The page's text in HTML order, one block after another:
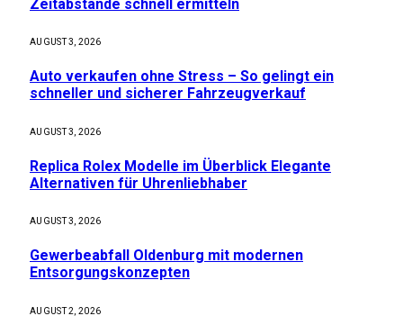
Zeitabstände schnell ermitteln
AUGUST 3, 2026
Auto verkaufen ohne Stress – So gelingt ein
schneller und sicherer Fahrzeugverkauf
AUGUST 3, 2026
Replica Rolex Modelle im Überblick Elegante
Alternativen für Uhrenliebhaber
AUGUST 3, 2026
Gewerbeabfall Oldenburg mit modernen
Entsorgungskonzepten
AUGUST 2, 2026